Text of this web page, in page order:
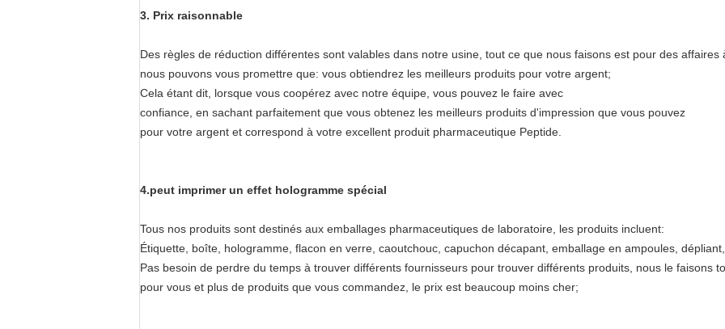
3. Prix raisonnable
Des règles de réduction différentes sont valables dans notre usine, tout ce que nous faisons est pour des affaires
nous pouvons vous promettre que: vous obtiendrez les meilleurs produits pour votre argent;
Cela étant dit, lorsque vous coopérez avec notre équipe, vous pouvez le faire avec
confiance, en sachant parfaitement que vous obtenez les meilleurs produits d'impression que vous pouvez
pour votre argent et correspond à votre excellent produit pharmaceutique Peptide.
4.peut imprimer un effet hologramme spécial
Tous nos produits sont destinés aux emballages pharmaceutiques de laboratoire, les produits incluent:
Étiquette, boîte, hologramme, flacon en verre, caoutchouc, capuchon décapant, emballage en ampoules,
Pas besoin de perdre du temps à trouver différents fournisseurs pour trouver différents produits, nous le faisons
pour vous et plus de produits que vous commandez, le prix est beaucoup moins cher;